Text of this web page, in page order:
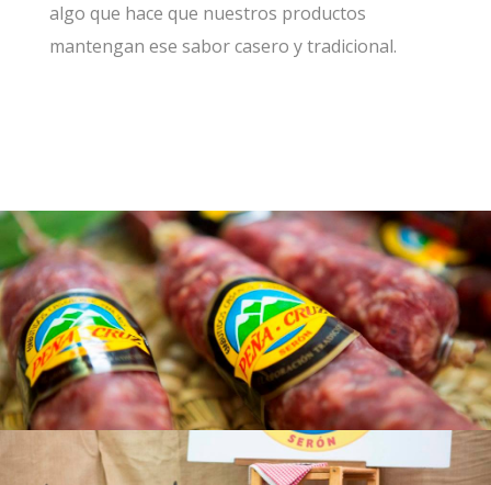
algo que hace que nuestros productos
mantengan ese sabor casero y tradicional.